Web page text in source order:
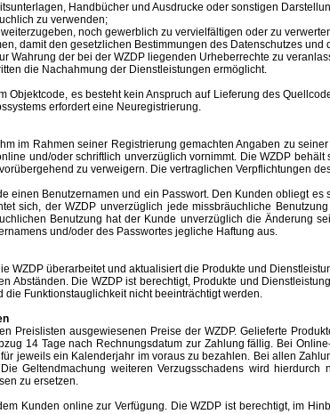
Handbücher und Ausdrucke oder sonstigen
zu verwenden;
noch gewerblich zu vervielfältigen oder zu
damit den gesetzlichen Bestimmungen des Datenschutzes
Wahrung der bei der WZDP liegenden Urheberrechte zu
die Nachahmung der Dienstleistungen ermöglicht.
es besteht kein Anspruch auf Lieferung des
erfordert eine Neuregistrierung.
im Rahmen seiner Registrierung gemachten Angaben zu
und/oder schriftlich unverzüglich vornimmt. Die WZDP
zu verweigern. Die vertraglichen Verpflichtungen
einen Benutzernamenund ein Passwort. Den Kunden obliegt es
sich, der WZDP unverzüglich jede missbräuchliche
Benutzung hat der Kunde unverzüglich die Änderung
und/oder des Passwortes jegliche Haftung aus.
überarbeitet und aktualisiert die Produkte und
Abständen. Die WZDP ist berechtigt, Produkte und
die Funktionstauglichkeit nicht beeinträchtigt werden.
ausgewiesenen Preise der WZDP. Gelieferte
14 Tage nach Rechnungsdatum zur Zahlung fällig. Bei
jeweils ein Kalenderjahr im voraus zu bezahlen. Bei allen
Die Geltendmachung weiteren Verzugsschadens wird
zu ersetzen.
online zur Verfügung. Die WZDP ist berechtigt, im